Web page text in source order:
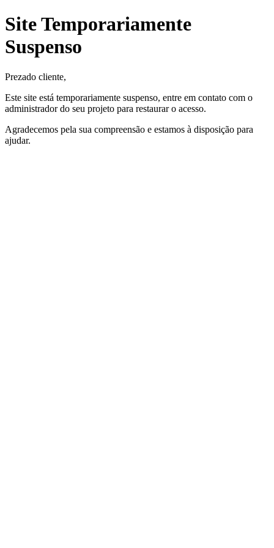
Site Temporariamente
Suspenso
Prezado cliente,
Este site está temporariamente suspenso, entre em contato com o
administrador do seu projeto para restaurar o acesso.
Agradecemos pela sua compreensão e estamos à disposição para
ajudar.